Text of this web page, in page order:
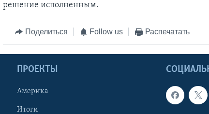
решение исполненным.
Поделиться Follow us Распечатать
ПРОЕКТЫ
Америка
Итоги